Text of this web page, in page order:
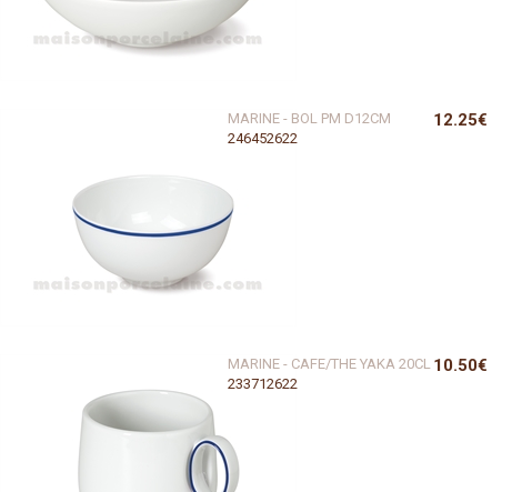
MARINE - BOL PM D12CM
246452622
12.25€
MARINE - CAFE/THE YAKA 20CL
233712622
10.50€